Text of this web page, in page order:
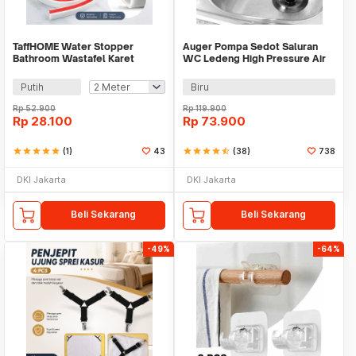
TaffHOME Water Stopper
Bathroom Wastafel Karet
Putih
Rp52.900
Rp 28.100
starstarstarstarstar (1) 43
DKI Jakarta
Beli Sekarang
Auger Pompa Sedot Saluran
WC Ledeng High Pressure Air
Biru
Rp119.900
Rp 73.900
starstarstarstarstar_half (38) 738
DKI Jakarta
Beli Sekarang
-49% -64%